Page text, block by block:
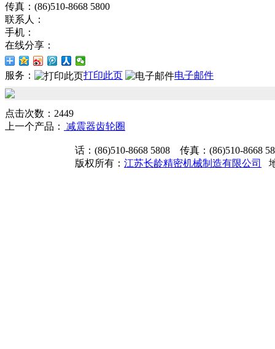
传真：(86)510-8668 5800
联系人：
手机：
在线分享：
服务： 打印此页 电子邮件
点击次数：2449
上一个产品：
减震器齿轮圈
话：(86)510-8668 5808 传真：(86)510-8668
版权所有： 江苏长龄精密机械制造有限公司